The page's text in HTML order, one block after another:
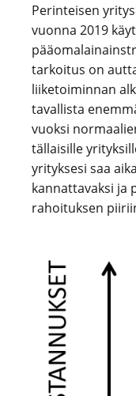
Perinteisen
vuonna 2019
tarkoitus on
liiketoiminnan
tavallista
vuoksi
tällaisille
yrityksesi saa
kannattavaksi ja
rahoituksen